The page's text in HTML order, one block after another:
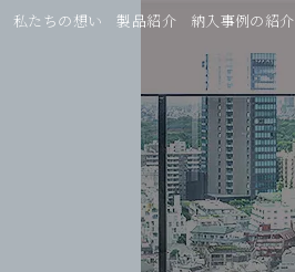
私たちの想い 製品紹介 納入事例の紹介